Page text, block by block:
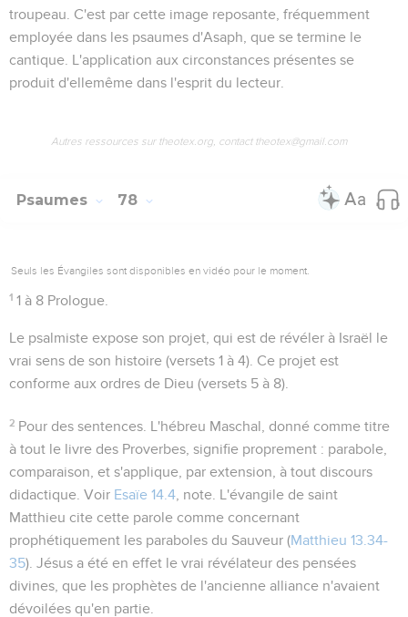
troupeau. C'est par cette image reposante, fréquemment
employée dans les psaumes d'Asaph, que se termine le
cantique. L'application aux circonstances présentes se
produit d'ellemême dans l'esprit du lecteur.
Autres ressources sur theotex.org, contact theotex@gmail.com
Psaumes 78
Seuls les Évangiles sont disponibles en vidéo pour le moment.
1 1 à 8 Prologue.
Le psalmiste expose son projet, qui est de révéler à Israël le
vrai sens de son histoire (versets 1 à 4). Ce projet est
conforme aux ordres de Dieu (versets 5 à 8).
2 Pour des sentences . L'hébreu Maschal , donné comme titre
à tout le livre des Proverbes, signifie proprement : parabole,
comparaison, et s'applique, par extension, à tout discours
didactique. Voir Esaïe 14.4 , note. L'évangile de saint
Matthieu cite cette parole comme concernant
prophétiquement les paraboles du Sauveur (Matthieu 13.34-
35). Jésus a été en effet le vrai révélateur des pensées
divines, que les prophètes de l'ancienne alliance n'avaient
dévoilées qu'en partie.